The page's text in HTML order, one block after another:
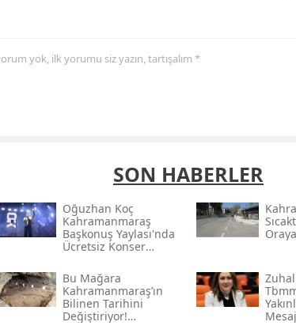
yok, ilk yorumu siz yazın, tartışalım *
SON HABERLER
Oğuzhan Koç
Kahramanmaraş
Başkonuş Yaylası'nda
Ücretsiz Konser
Bu Mağara
Kahramanmaraş’ın
Bilinen Tarihini
Değiştiriyor!
Zuhal